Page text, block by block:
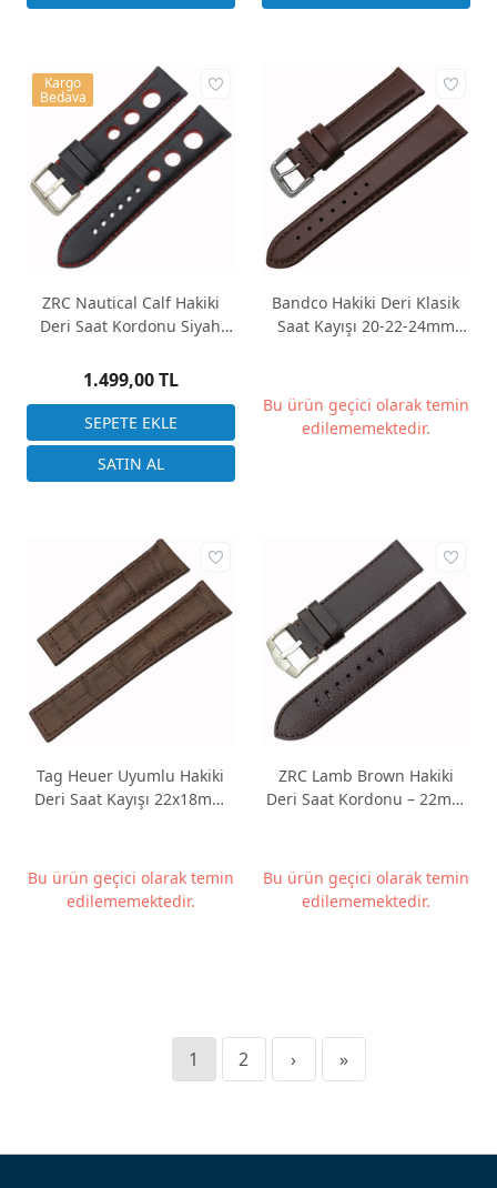
ZRC Nautical Calf Hakiki
Deri Saat Kordonu Siyah
1.499,00 TL
Kargo
Bedava
Bandco Hakiki Deri Klasik
Saat Kayışı 20-22-24mm
Bu ürün geçici olarak temin
edilememektedir.
Tag Heuer Uyumlu Hakiki
Deri Saat Kayışı 22x18mm
Bu ürün geçici olarak temin
edilememektedir.
ZRC Lamb Brown Hakiki
Deri Saat Kordonu – 22mm
Bu ürün geçici olarak temin
edilememektedir.
1 2 › »